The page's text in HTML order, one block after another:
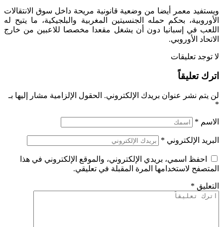
ويستفيد معمر أيضا من وضعية قانونية مريحة داخل سوق الانتقالات
الأوروبية، بحكم حمله الجنسيتين المغربية والبلجيكية، ما يتيح له
اللعب في إسبانيا دون أن يشغل مقعدا مخصصا للاعبين من خارج
الاتحاد الأوروبي.
لا توجد تعليقات
اترك تعليقاً
لن يتم نشر عنوان بريدك الإلكتروني. الحقول الإلزامية مشار إليها بـ
*
الاسم *
البريد الإلكتروني *
احفظ اسمي، بريدي الإلكتروني، والموقع الإلكتروني في هذا
المتصفح لاستخدامها المرة المقبلة في تعليقي.
التعليق *